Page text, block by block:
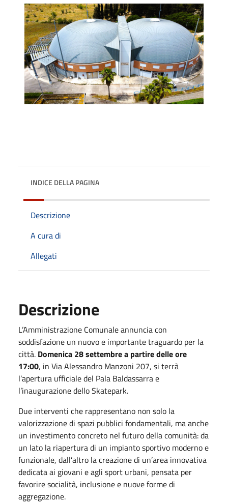
INDICE DELLA PAGINA
Descrizione
A cura di
Allegati
Descrizione
L’Amministrazione Comunale annuncia con
soddisfazione un nuovo e importante traguardo per la
città. Domenica 28 settembre a partire delle ore
17:00, in Via Alessandro Manzoni 207, si terrà
l’apertura ufficiale del Pala Baldassarra e
l’inaugurazione dello Skatepark.
Due interventi che rappresentano non solo la
valorizzazione di spazi pubblici fondamentali, ma anche
un investimento concreto nel futuro della comunità: da
un lato la riapertura di un impianto sportivo moderno e
funzionale, dall’altro la creazione di un’area innovativa
dedicata ai giovani e agli sport urbani, pensata per
favorire socialità, inclusione e nuove forme di
aggregazione.